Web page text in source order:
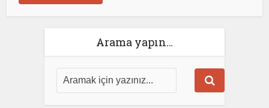
Arama yapın…